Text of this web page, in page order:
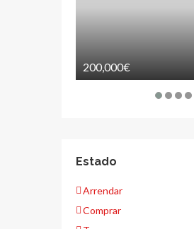
200,000€
Estado
Arrendar
Comprar